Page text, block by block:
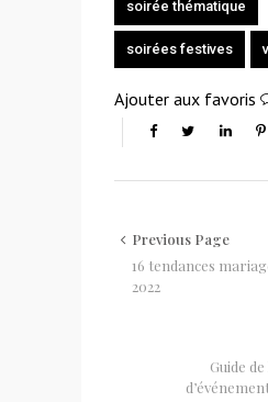
soirée thématique
soirées festives
Ajouter aux favoris
Previous Page
16 tendances
2022
Guide